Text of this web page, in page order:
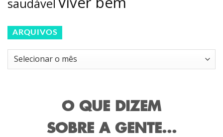
saudável
ARQUIVOS
Arquivos
O QUE DIZEM
SOBRE A GENTE...